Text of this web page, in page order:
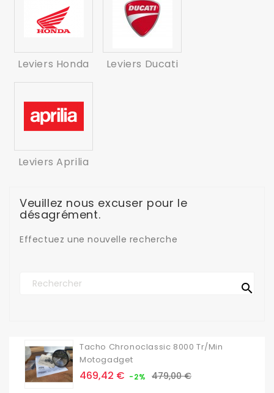
Leviers Honda Leviers Ducati
Leviers Aprilia
Veuillez nous excuser pour le
désagrément.
Effectuez une nouvelle recherche

Tacho Chronoclassic 8000 Tr/min
Motogadget
Prix
469,42 € -2% Prix
479,00 €